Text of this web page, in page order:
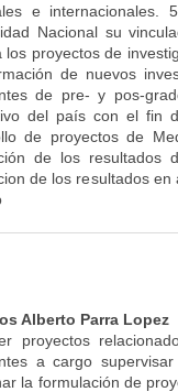
e internacionales.
Nacional su
los proyectos de
de nuevos
de pre- y pos-
del país con el fin
de proyectos de
de los resultados
de los resultados
Alberto Parra Lopez
proyectos
a cargo
la formulación de